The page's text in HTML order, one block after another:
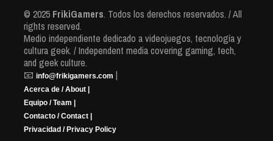
© 2025 FrikiGamers. Todos los derechos reservados. / All
rights reserved.
Medio independiente dedicado a videojuegos, tecnología y
cultura geek. / Independent media covering gaming, tech,
and geek culture.
📧 info@frikigamers.com |
Acerca de / About |
Equipo / Team |
Contacto / Contact |
Privacidad / Privacy Policy